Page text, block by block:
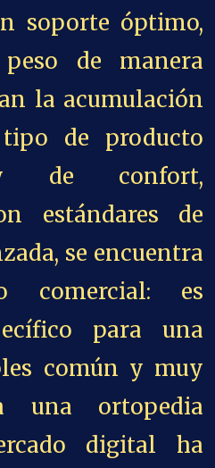
soporte óptimo,
de manera
la acumulación
de producto
de confort,
estándares de
se encuentra
es
para una
común y muy
una ortopedia
digital ha